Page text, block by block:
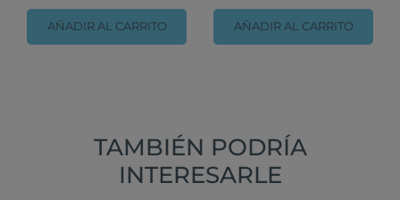
AÑADIR AL CARRITO AÑADIR AL CARRITO
TAMBIÉN PODRÍA
INTERESARLE